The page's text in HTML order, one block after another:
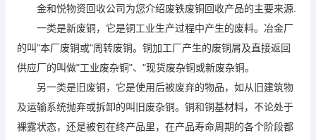
金和悦物资回收公司为您介绍废铁废铜回收产品的主要来源.
一类是新废铜，它是铜工业生产过程中产生的废料。冶金厂
的叫"本厂废铜或"周转废铜。铜加工厂产生的废铜屑及直接返回
供应厂的叫做"工业废杂铜"、"现货废杂铜或新废杂铜。
另一类是旧废铜，它是使用后被废弃的物品，如从旧建筑物
及运输系统抛弃或拆卸的叫旧废杂铜。铜和铜基材料，不论处于
裸露状态，还是被包在终产品里，在产品寿命周期的各个阶段都